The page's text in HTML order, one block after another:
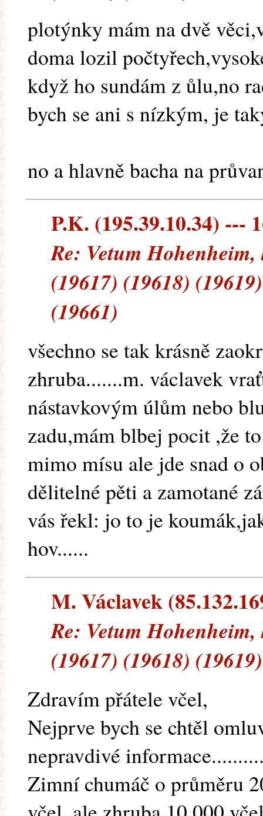
plotýnky mám na dvě
doma lozil
když ho sundám z ůlu,no
bych se ani s nízkým, je
no a hlavně bacha na
P.K. (195.39.10.34) ---
Re: Vetum
(19617) (19618)
(19661)
všechno se tak krásně
zhruba.......m. václavek
nástavkovým úlům nebo
zadu,mám blbej pocit ,že
mimo mísu ale jde snad o
dělitelné pěti a zamotané
vás řekl: jo to je
hov......
M. Václavek
Re: Vetum
(19617) (19618)
Zdravím přátele včel,
Nejprve bych se chtěl
nepravdivé
Zimní chumáč o průměru